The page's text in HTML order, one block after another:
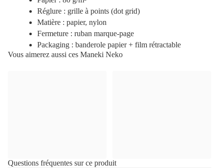
Réglure : grille à points (dot grid)
Matière : papier, nylon
Fermeture : ruban marque-page
Packaging : banderole papier + film rétractable
Vous aimerez aussi ces Maneki Neko
Questions fréquentes sur ce produit